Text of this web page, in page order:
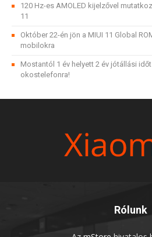
120 Hz-es AMOLED kijelzővel
11
Október 22-én jön a MIUI 11 Global
mobilokra
Mostantól 1 év helyett 2 év jótállási
okostelefonra!
Rólunk